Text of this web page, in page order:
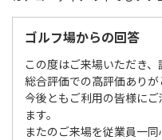
ゴルフ場からの回答
この度はご来場いただき、
総合評価での高評価ありが
今後ともご利用の皆様に
ます。
またのご来場を従業員一同